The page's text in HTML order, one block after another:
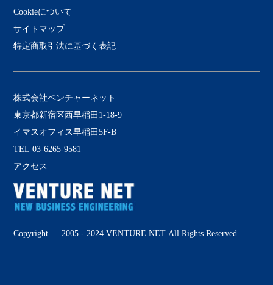
Cookieについて
サイトマップ
特定商取引法に基づく表記
株式会社ベンチャーネット
東京都新宿区西早稲田1-18-9
イマスオフィス早稲田5F-B
TEL 03-6265-9581
アクセス
Copyright © 2005 - 2024 VENTURE NET All Rights Reserved.